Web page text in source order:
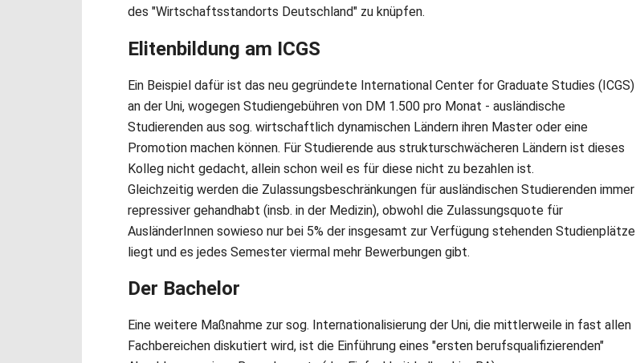
des "Wirtschaftsstandorts Deutschland" zu knüpfen.
Elitenbildung am ICGS
Ein Beispiel dafür ist das neu gegründete International Center for Graduate Studies (ICGS)
an der Uni, wogegen Studiengebühren von DM 1.500 pro Monat - ausländische
Studierenden aus sog. wirtschaftlich dynamischen Ländern ihren Master oder eine
Promotion machen können. Für Studierende aus strukturschwächeren Ländern ist dieses
Kolleg nicht gedacht, allein schon weil es für diese nicht zu bezahlen ist.
Gleichzeitig werden die Zulassungsbeschränkungen für ausländischen Studierenden immer
repressiver gehandhabt (insb. in der Medizin), obwohl die Zulassungsquote für
AusländerInnen sowieso nur bei 5% der insgesamt zur Verfügung stehenden Studienplätze
liegt und es jedes Semester viermal mehr Bewerbungen gibt.
Der Bachelor
Eine weitere Maßnahme zur sog. Internationalisierung der Uni, die mittlerweile in fast allen
Fachbereichen diskutiert wird, ist die Einführung eines "ersten berufsqualifizierenden"